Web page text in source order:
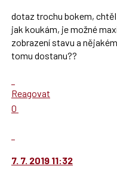
klávesy
N
pro
následující
pro
dotaz trochu bokem,
jak koukám, je možné
zobrazení stavu a
tomu dostanu??
na
navigaci
Reagovat
0
jako
7. 7. 2019 11:32